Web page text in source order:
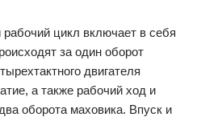
цикл включает в себя
за один оборот
двигателя
а также рабочий ход и
оборота маховика. Впуск и